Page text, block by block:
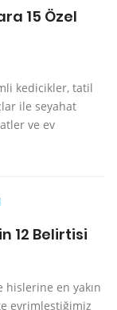
15 Özel
kedicikler, tatil
ile seyahat
ve ev
12 Belirtisi
hislerine en yakın
evrimleştiğimiz